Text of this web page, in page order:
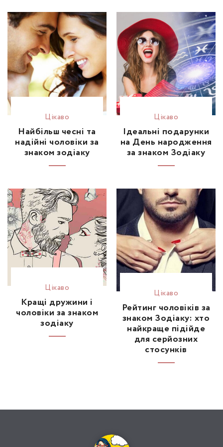
Цікаво
Найбільш чесні та
надійні чоловіки за
знаком зодіаку
Цікаво
Ідеальні подарунки
на День народження
за знаком Зодіаку
Цікаво
Кращі дружини і
чоловіки за знаком
зодіаку
Цікаво
Рейтинг чоловіків за
знаком Зодіаку: хто
найкраще підійде
для серйозних
стосунків